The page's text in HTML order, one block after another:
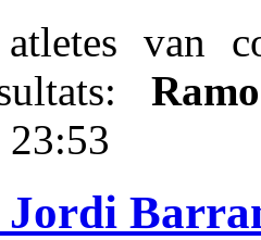
van
23:53
Jordi